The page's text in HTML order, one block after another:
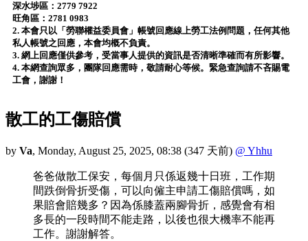
深水埗區：2779 7922
旺角區：2781 0983
2. 本會只以「勞聯權益委員會」帳號回應線上勞工法例問題，任何其他
私人帳號之回應，本會均概不負責。
3. 網上回應僅供參考，受當事人提供的資訊是否清晰準確而有所影響。
4. 本網查詢眾多，團隊回應需時，敬請耐心等候。緊急查詢請不吝賜電
工會，謝謝！
散工的工傷賠償
by Va, Monday, August 25, 2025, 08:38 (347 天前) @ Yhhu
爸爸做散工保安，每個月只係返幾十日班，工作期
間跌倒骨折受傷，可以向僱主申請工傷賠償嗎，如
果賠會賠幾多？因為係膝蓋兩腳骨折，感覺會有相
多長的一段時間不能走路，以後也很大機率不能再
工作。謝謝解答。